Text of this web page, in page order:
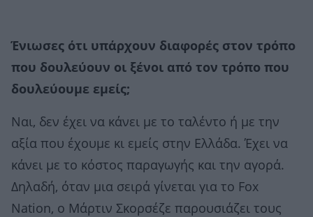
Ένιωσες ότι υπάρχουν διαφορές στον τρόπο
που δουλεύουν οι ξένοι από τον τρόπο που
δουλεύουμε εμείς;
Ναι, δεν έχει να κάνει με το ταλέντο ή με την
αξία που έχουμε κι εμείς στην Ελλάδα. Έχει να
κάνει με το κόστος παραγωγής και την αγορά.
Δηλαδή, όταν μια σειρά γίνεται για το Fox
Nation, ο Μάρτιν Σκορσέζε παρουσιάζει τους